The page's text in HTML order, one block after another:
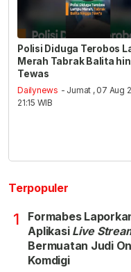
Polisi Diduga Terobos
Merah Tabrak Balita
Tewas
Dailynews - Jumat , 07 Aug
21:15 WIB
Terpopuler
1
Formabes
Aplikasi Live
Bermuatan Judi
Komdigi